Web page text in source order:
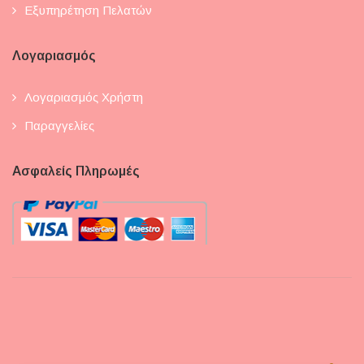
Cakesicles
Christmas Cakesicles
Christmas Hot Collection
Cookie Box
Εξυπηρέτηση Πελατών
Λογαριασμός
Λογαριασμός Χρήστη
Παραγγελίες
Ασφαλείς Πληρωμές